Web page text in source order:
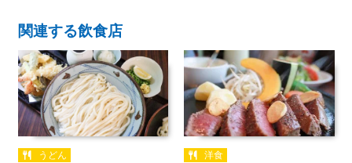
関連する飲食店
うどん
洋食